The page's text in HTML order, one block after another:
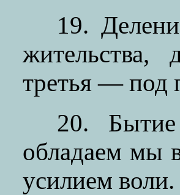
19.
жительства,
третья — под
20.
обладаем мы
усилием воли.